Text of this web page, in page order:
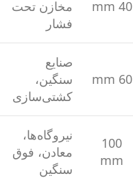
40 mm
مخازن تحت
فشار
60 mm
صنایع
سنگین،
کشتی‌سازی
100
mm
نیروگاه‌ها،
معادن، فوق
سنگین